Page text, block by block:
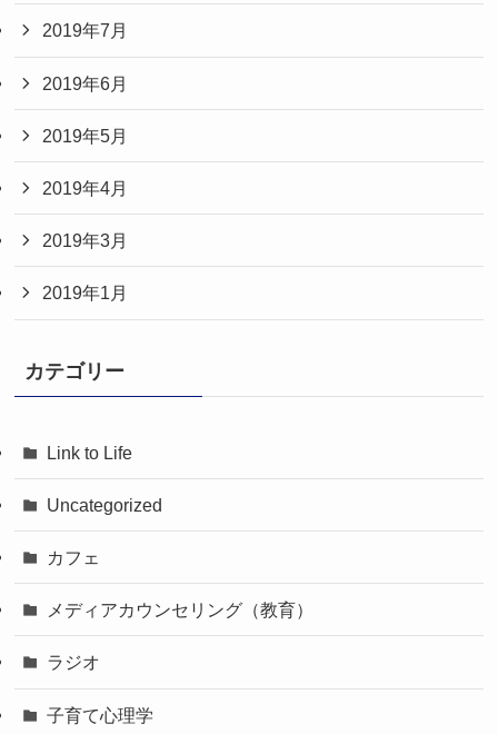
2019年7月
2019年6月
2019年5月
2019年4月
2019年3月
2019年1月
カテゴリー
Link to Life
Uncategorized
カフェ
メディアカウンセリング（教育）
ラジオ
子育て心理学